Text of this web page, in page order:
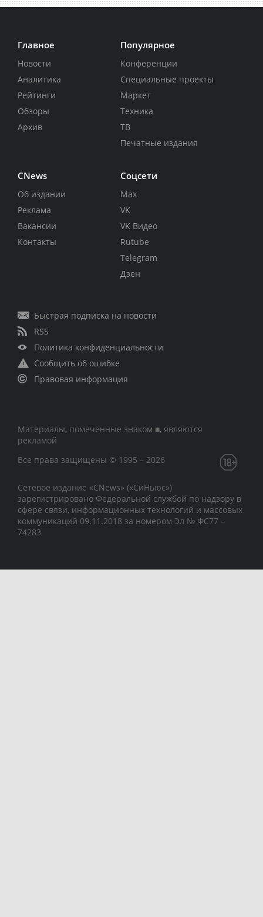
Главное
Новости
Аналитика
Рейтинги
Обзоры
Архив
Популярное
Конференции
Специальные проекты
Маркет
Техника
ТВ
Печатные издания
CNews
Об издании
Реклама
Вакансии
Контакты
Соцсети
Max
VK
VK Видео
Rutube
Telegram
Дзен
Быстрая подписка на новости
RSS
Политика конфиденциальности
Сообщить об ошибке
Правовая информация
Материалы, помеченные знаком ■, являются
рекламой
Все права защищены © 1995 – 2026
Сетевое издание «CNews» («СиНьюс»)
зарегистрировано Федеральной службой по надзору в
сфере связи, информационных технологий и массовых
коммуникаций 09.11.2018 за номером Эл № ФС77 –
74283